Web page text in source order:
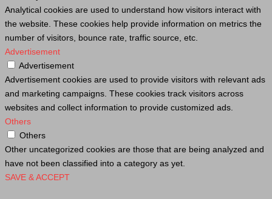
Analytical cookies are used to understand how visitors interact with
the website. These cookies help provide information on metrics the
number of visitors, bounce rate, traffic source, etc.
Advertisement
Advertisement
Advertisement cookies are used to provide visitors with relevant ads
and marketing campaigns. These cookies track visitors across
websites and collect information to provide customized ads.
Others
Others
Other uncategorized cookies are those that are being analyzed and
have not been classified into a category as yet.
SAVE & ACCEPT